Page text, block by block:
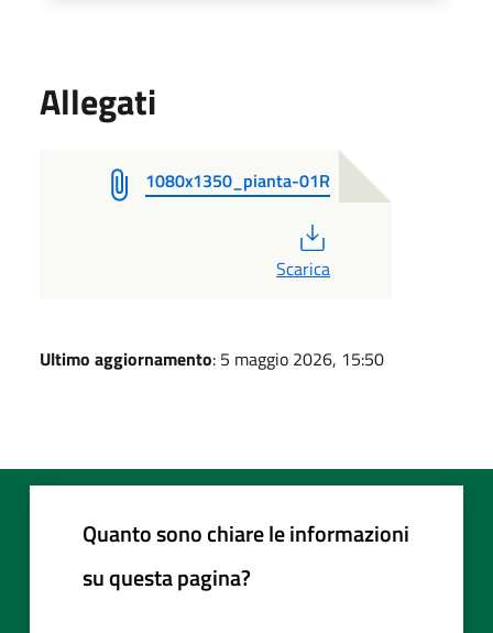
Allegati
1080x1350_pianta-01R
Scarica
Ultimo aggiornamento: 5 maggio 2026, 15:50
Quanto sono chiare le informazioni
su questa pagina?